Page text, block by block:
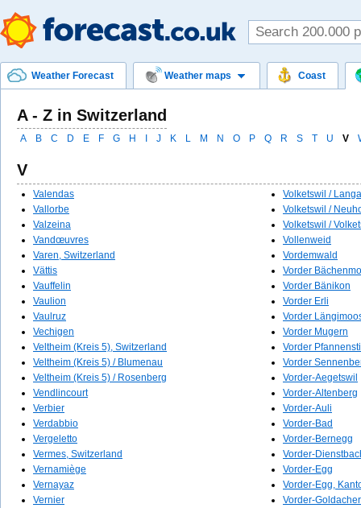
Weather Forecast Weather maps Coast
A - Z in Switzerland
A B C D E F G H J K L M N O P Q R S T U V
V
Valendas
Vallorbe
Valzeina
Vandœuvres
Varen, Switzerland
Vättis
Vauffelin
Vaulion
Vaulruz
Vechigen
Veltheim (Kreis 5), Switzerland
Veltheim (Kreis 5) / Blumenau
Veltheim (Kreis 5) / Rosenberg
Vendlincourt
Verbier
Verdabbio
Vergeletto
Vermes, Switzerland
Vernamiège
Vernayaz
Vernier
Volketswil /
Volketswil /
Volketswil /
Vollenweid
Vordemwald
Vorder
Vorder Bänikon
Vorder Erli
Vorder
Vorder Mugern
Vorder
Vorder
Vorder-Aegetswil
Vorder-Altenberg
Vorder-Auli
Vorder-Bad
Vorder-Bernegg
Vorder-
Vorder-Egg
Vorder-Egg,
Vorder-Goldacher